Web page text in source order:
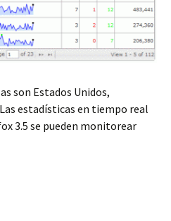
son Estados Unidos,
estadísticas en tiempo real
3.5 se pueden monitorear